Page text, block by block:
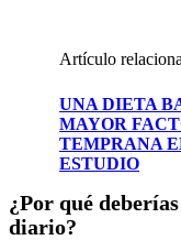
Artículo
UNA DIETA
MAYOR
TEMPRANA
ESTUDIO
¿Por qué
diario?